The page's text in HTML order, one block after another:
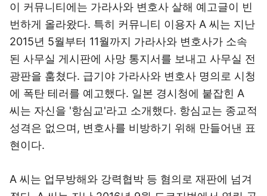
이 커뮤니티에는 가라사와 변호사 살해 예고글이 빈
번하게 올라왔다. 특히 커뮤니티 이용자 A 씨는 지난
2015년 5월부터 11월까지 가라사와 변호사가 소속
된 사무실 게시판에 사망 통지서를 보내고 사무실 전
광판을 훔쳤다. 급기야 가라사와 변호사 명의로 시청
에 폭탄 테러를 예고했다. 일본 경시청에 붙잡힌 A
씨는 자신을 '항심교'라고 소개했다. 항심교는 종교적
성격은 없으며, 변호사를 비방하기 위해 만들어낸 표
현이다.
A 씨는 업무방해와 강력협박 등 혐의로 재판에 넘겨